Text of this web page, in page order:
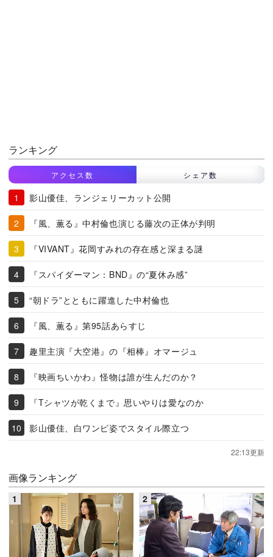
ランキング
アクセス数 シェア数
影山優佳、ランジェリーカット公開
『風、薫る』中村倫也演じる藤次の正体が判明
『VIVANT』花岡すみれの存在感と深まる謎
『スパイダーマン：BND』の“夏休み感”
“朝ドラ”とともに躍進した中村倫也
『風、薫る』第95話あらすじ
趣里主演『大空港』の『相棒』オマージュ
『映画ちいかわ』怪物は誰が生んだのか？
『Tシャツが乾くまで』思いやりは愛なのか
影山優佳、白ワンピ姿でスタイル際立つ
22:13更新
画像ランキング